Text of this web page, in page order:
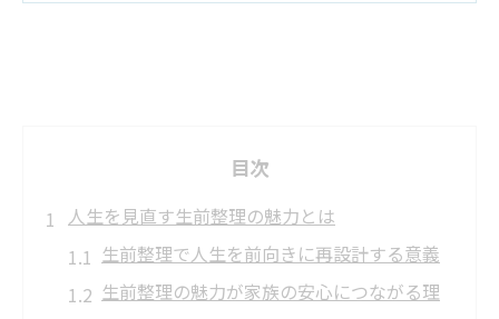
目次
人生を見直す生前整理の魅力とは
生前整理で人生を前向きに再設計する意義
生前整理の魅力が家族の安心につながる理